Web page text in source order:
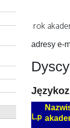
rok
adresy e-
L.p